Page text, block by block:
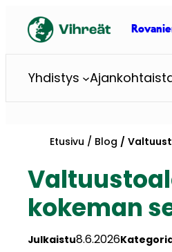
sisältöön
Yhdistys
Etusivu Blog
kokeman
Julkaistu8.6.2026